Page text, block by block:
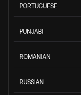
PORTUGUESE
PUNJABI
ROMANIAN
RUSSIAN